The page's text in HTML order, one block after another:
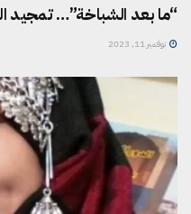
“ما بعد الشباخة”… تمجيد
نوفمبر 11, 2023